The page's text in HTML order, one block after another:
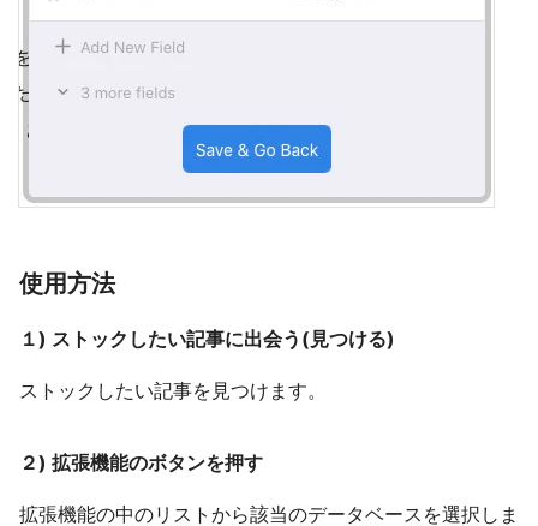
使用方法
１) ストックしたい記事に出会う(見つける)
ストックしたい記事を見つけます。
２) 拡張機能のボタンを押す
拡張機能の中のリストから該当のデータベースを選択しま